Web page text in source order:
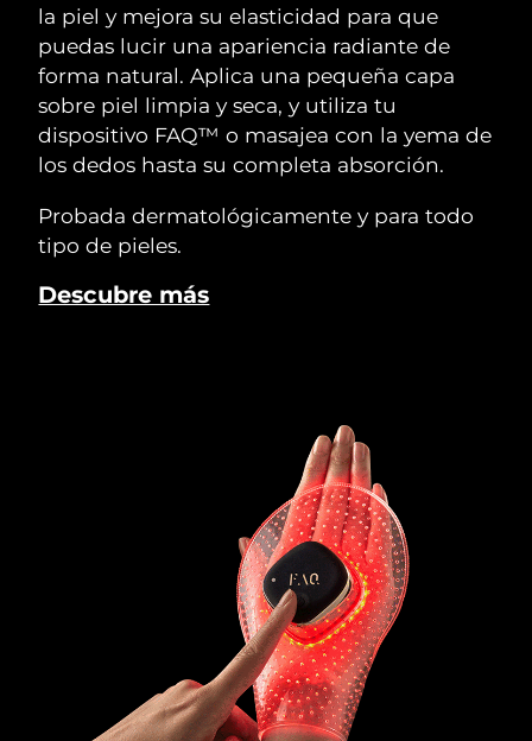
la piel y mejora su elasticidad para que
puedas lucir una apariencia radiante de
forma natural. Aplica una pequeña capa
sobre piel limpia y seca, y utiliza tu
dispositivo FAQ™ o masajea con la yema de
los dedos hasta su completa absorción.
Probada dermatológicamente y para todo
tipo de pieles.
Descubre más